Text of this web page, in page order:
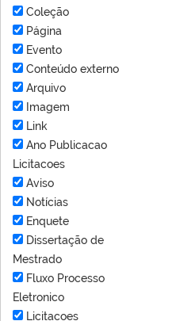
Coleção
Página
Evento
Conteúdo externo
Arquivo
Imagem
Link
Ano Publicacao
Licitacoes
Aviso
Notícias
Enquete
Dissertação de
Mestrado
Fluxo Processo
Eletronico
Licitacoes